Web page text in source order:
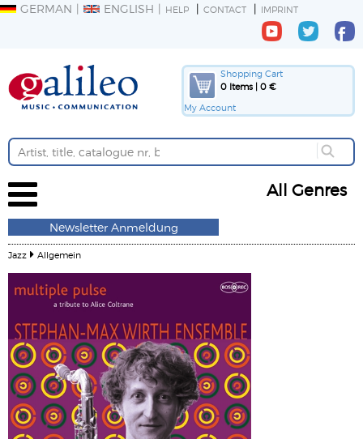
GERMAN ENGLISH HELP CONTACT IMPRINT
Shopping Cart
0 Items | 0 €
My Account
All Genres
Newsletter Anmeldung
Jazz Allgemein